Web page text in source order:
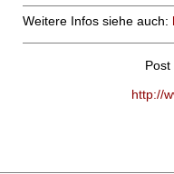
Weitere Infos siehe auch:
http://